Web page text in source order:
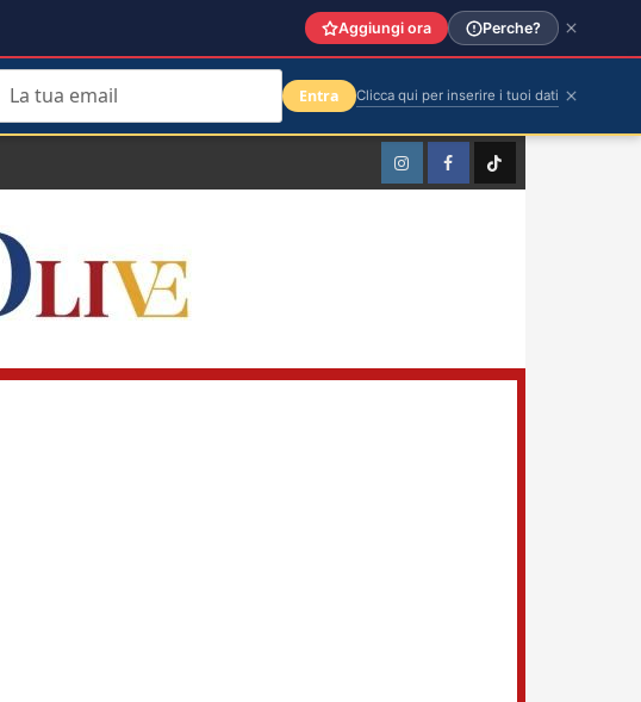
InstagramFacebookTikTok
Aggiungi ora Perche?
Entra Clicca qui per inserire i tuoi dati